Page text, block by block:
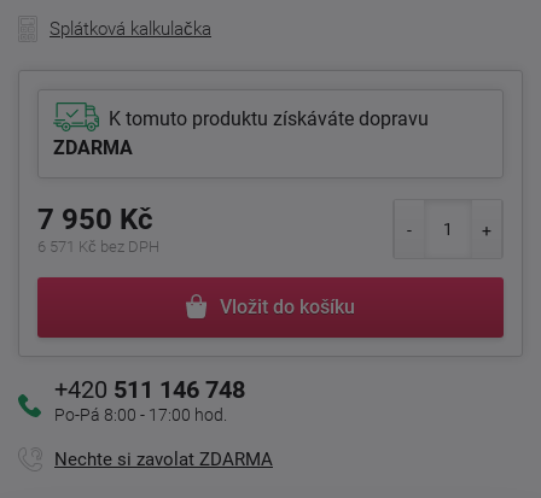
Splátková kalkulačka
K tomuto produktu získáváte dopravu
ZDARMA
7 950 Kč
6 571 Kč bez DPH
Vložit do košíku
+420 511 146 748
Po-Pá 8:00 - 17:00 hod.
Nechte si zavolat ZDARMA